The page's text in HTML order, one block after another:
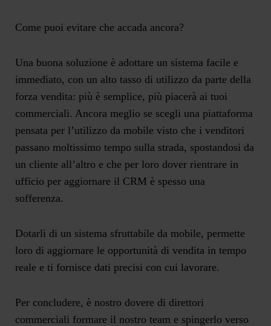
Come puoi evitare che accada ancora?
Una buona soluzione è adottare un sistema facile e
immediato, con un alto tasso di utilizzo da parte della
forza vendita: più è semplice, più piacerà ai tuoi
commerciali. Ancora meglio se scegli una piattaforma
pensata per l’utilizzo da mobile visto che i venditori
passano moltissimo tempo sulla strada, spostandosi da
un cliente all’altro e che per loro dover rientrare in
ufficio per aggiornare il CRM è spesso una
sofferenza.
Dotarli di un sistema sfruttabile da mobile, permette
loro di aggiornare le opportunità di vendita in tempo
reale e ti fornisce dati precisi con cui lavorare.
Per concludere, è nostro dovere di direttori
commerciali formare il nostro team e spingerlo verso